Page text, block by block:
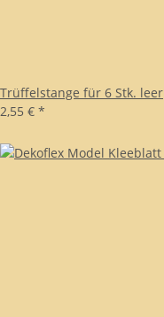
Trüffelstange für 6 Stk. leer
2,55 € *